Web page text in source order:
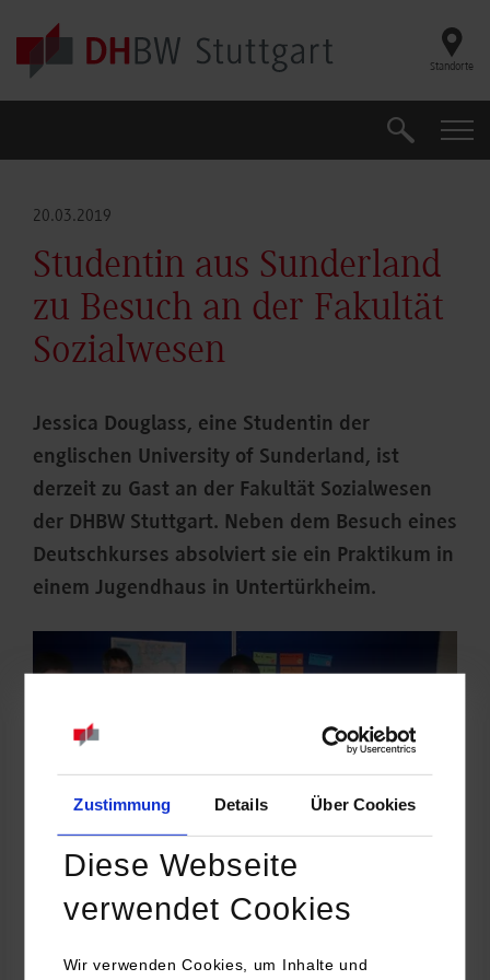
Zustimmung Details Über Cookies
Diese Webseite
verwendet Cookies
Wir verwenden Cookies, um Inhalte und
Skip to main content
Standorte
Suche
20.03.2019
Studentin aus Sunderland
zu Besuch an der Fakultät
Sozialwesen
Jessica Douglass, eine Studentin der
englischen University of Sunderland, ist
derzeit zu Gast an der Fakultät Sozialwesen
der DHBW Stuttgart. Neben dem Besuch eines
Deutschkurses absolviert sie ein Praktikum in
einem Jugendhaus in Untertürkheim.